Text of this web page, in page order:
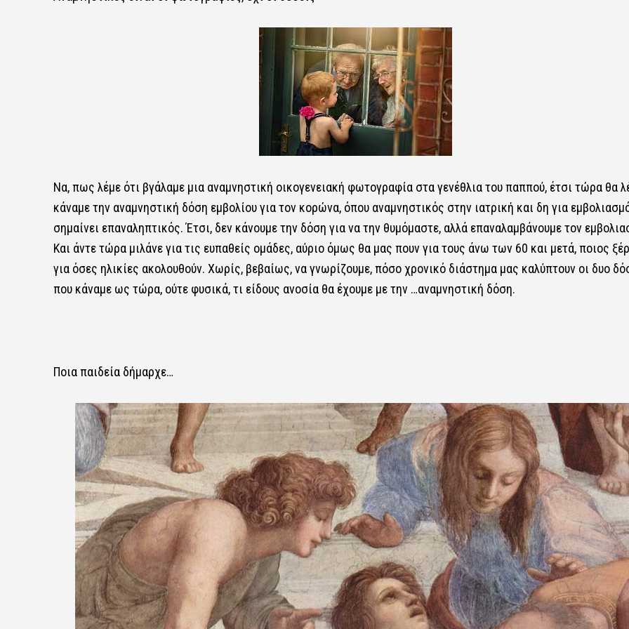
Να, πως λέμε ότι βγάλαμε μια αναμνηστική οικογενειακή φωτογραφία στα γενέθλια του παππού, έτσι τώρα θα
κάναμε την αναμνηστική δόση εμβολίου για τον κορώνα, όπου αναμνηστικός στην ιατρική και δη για
σημαίνει επαναληπτικός. Έτσι, δεν κάνουμε την δόση για να την θυμόμαστε, αλλά επαναλαμβάνουμε τον
Και άντε τώρα μιλάνε για τις ευπαθείς ομάδες, αύριο όμως θα μας πουν για τους άνω των 60 και μετά, ποιος
για όσες ηλικίες ακολουθούν. Χωρίς, βεβαίως, να γνωρίζουμε, πόσο χρονικό διάστημα μας καλύπτουν οι δυο
που κάναμε ως τώρα, ούτε φυσικά, τι είδους ανοσία θα έχουμε με την …αναμνηστική δόση.
Ποια παιδεία δήμαρχε…